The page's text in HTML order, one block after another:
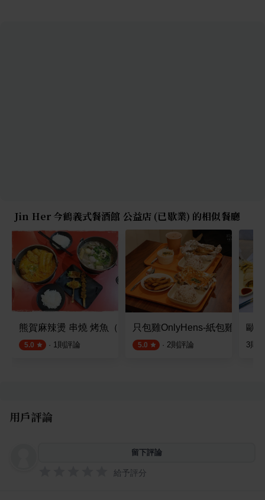
Jin Her 今鶴義式餐酒館 公益店 (已歇業) 的相似餐廳
熊賀麻辣燙 串燒 烤魚（台中晚餐宵夜）
5.0 · 1則評論
只包雞OnlyHens-紙包雞專門店
5.0 · 2則評論
歐
3則
用戶評論
留下評論
給予評分